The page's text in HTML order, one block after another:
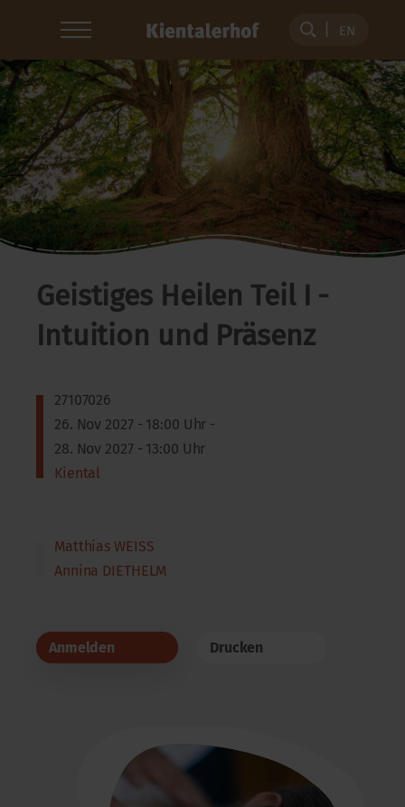
EN
Geistiges Heilen Teil I -
Intuition und Präsenz
27107026
26. Nov 2027 - 18:00 Uhr -
28. Nov 2027 - 13:00 Uhr
Kiental
Matthias WEISS
Annina DIETHELM
Anmelden Drucken